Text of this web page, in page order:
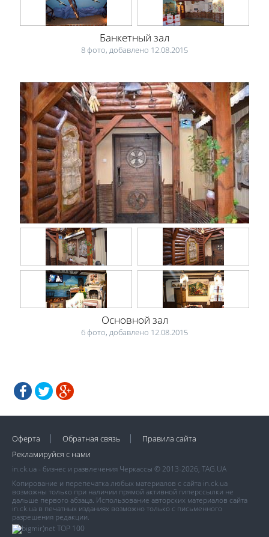
Банкетный зал
8 фото, добавлено 12.08.2015
Основной зал
6 фото, добавлено 12.08.2015
Оферта Обратная связь
Правила сайта
Рекламируйся с нами
in.ck.ua - бизнес и развлечения Черкассы © 2013-2026, TAG.UA
Копирование и перепечатка любых материалов с сайта in.ck.ua
возможны только при наличии прямой активной гиперссылки не
дальше первого абзаца. Использование авторских материалов сайта
in.ck.ua в печатных изданиях возможно только с письменного
разрешения редакции.